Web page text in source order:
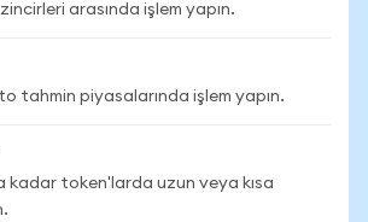
arasında işlem yapın.
tahmin piyasalarında işlem yapın.
kadar token'larda uzun veya kısa